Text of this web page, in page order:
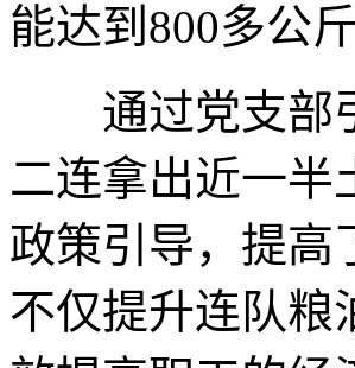
能达到800多公
通过党支部引
二连拿出近一半
政策引导，提高
不仅提升连队粮